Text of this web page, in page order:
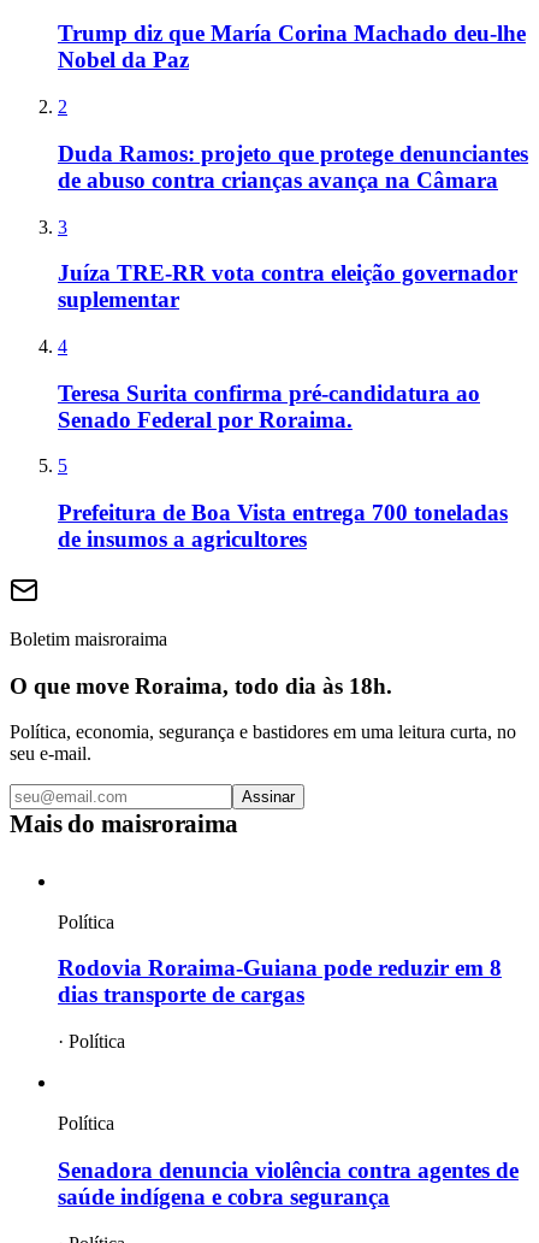
Trump diz que María Corina Machado deu-lhe
Nobel da Paz
2
Duda Ramos: projeto que protege denunciantes
de abuso contra crianças avança na Câmara
3
Juíza TRE-RR vota contra eleição governador
suplementar
4
Teresa Surita confirma pré-candidatura ao
Senado Federal por Roraima.
5
Prefeitura de Boa Vista entrega 700 toneladas
de insumos a agricultores
Boletim maisroraima
O que move Roraima, todo dia às 18h.
Política, economia, segurança e bastidores em uma leitura curta, no
seu e-mail.
Assinar
Mais do maisroraima
Política
Rodovia Roraima-Guiana pode reduzir em 8
dias transporte de cargas
· Política
Política
Senadora denuncia violência contra agentes de
saúde indígena e cobra segurança